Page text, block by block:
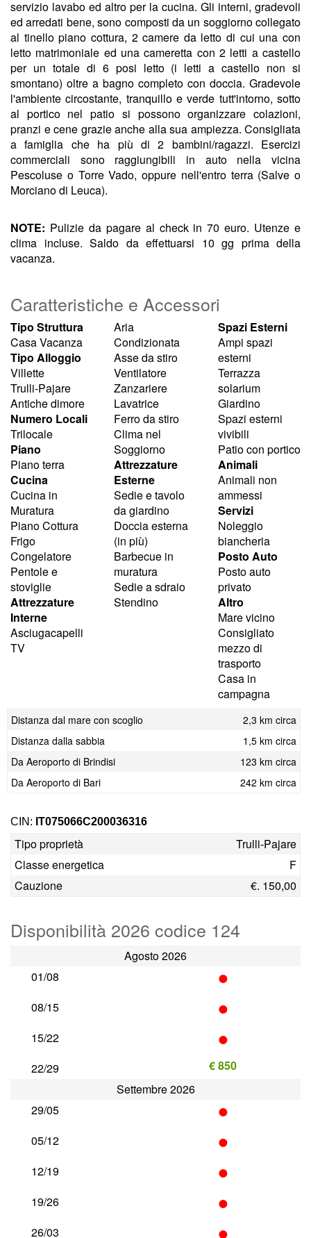
servizio lavabo ed altro per la cucina. Gli interni, gradevoli
ed arredati bene, sono composti da un soggiorno collegato
al tinello piano cottura, 2 camere da letto di cui una con
letto matrimoniale ed una cameretta con 2 letti a castello
per un totale di 6 posi letto (i letti a castello non si
smontano) oltre a bagno completo con doccia. Gradevole
l'ambiente circostante, tranquillo e verde tutt'intorno, sotto
al portico nel patio si possono organizzare colazioni,
pranzi e cene grazie anche alla sua ampiezza. Consigliata
a famiglia che ha più di 2 bambini/ragazzi. Esercizi
commerciali sono raggiungibili in auto nella vicina
Pescoluse o Torre Vado, oppure nell'entro terra (Salve o
Morciano di Leuca).
NOTE: Pulizie da pagare al check in 70 euro. Utenze e
clima incluse. Saldo da effettuarsi 10 gg prima della
vacanza.
Caratteristiche e Accessori
Tipo Struttura
Casa Vacanza
Tipo Alloggio
Villette
Trulli-Pajare
Antiche dimore
Numero Locali
Trilocale
Piano
Piano terra
Cucina
Cucina in
Muratura
Piano Cottura
Frigo
Congelatore
Pentole e
stoviglie
Attrezzature
Interne
Asciugacapelli
TV
Aria
Condizionata
Asse da stiro
Ventilatore
Zanzariere
Lavatrice
Ferro da stiro
Clima nel
Soggiorno
Attrezzature
Esterne
Sedie e tavolo
da giardino
Doccia esterna
(in più)
Barbecue in
muratura
Sedie a sdraio
Stendino
Spazi Esterni
Ampi spazi
esterni
Terrazza
solarium
Giardino
Spazi esterni
vivibili
Patio con portico
Animali
Animali non
ammessi
Servizi
Noleggio
biancheria
Posto Auto
Posto auto
privato
Altro
Mare vicino
Consigliato
mezzo di
trasporto
Casa in
campagna
Distanza dal mare con scoglio
2,3 km circa
Distanza dalla sabbia
1,5 km circa
Da Aeroporto di Brindisi
123 km circa
Da Aeroporto di Bari
242 km circa
CIN: IT075066C200036316
Tipo proprietà
Trulli-Pajare
Classe energetica
F
Cauzione
€. 150,00
Disponibilità 2026 codice 124
Agosto 2026
01/08
•
08/15 •
15/22 •
22/29
€ 850
Settembre 2026
29/05
•
05/12 •
12/19 •
19/26 •
26/03